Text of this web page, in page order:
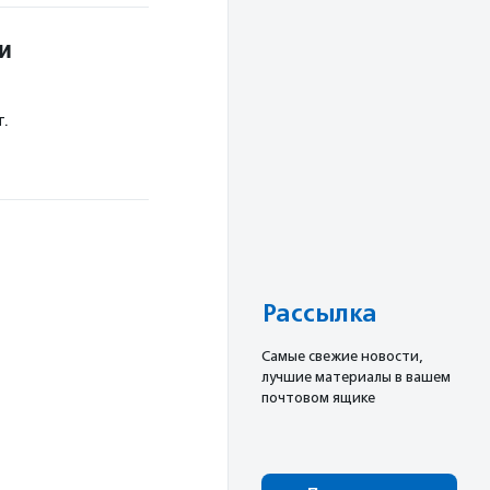
Рассылка
Cамые свежие новости,
лучшие материалы в вашем
почтовом ящике